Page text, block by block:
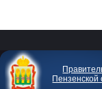
Пензенской